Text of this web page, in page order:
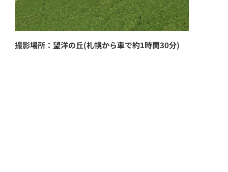
撮影場所：望洋の丘(札幌から車で約1時間30分)